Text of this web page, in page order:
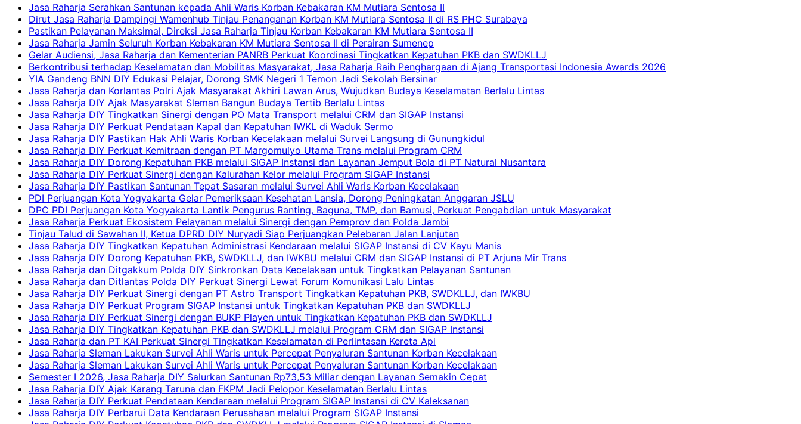
Jasa Raharja Serahkan Santunan kepada Ahli Waris Korban Kebakaran KM Mutiara Sentosa II
Dirut Jasa Raharja Dampingi Wamenhub Tinjau Penanganan Korban KM Mutiara Sentosa II di RS PHC Surabaya
Pastikan Pelayanan Maksimal, Direksi Jasa Raharja Tinjau Korban Kebakaran KM Mutiara Sentosa II
Jasa Raharja Jamin Seluruh Korban Kebakaran KM Mutiara Sentosa II di Perairan Sumenep
Gelar Audiensi, Jasa Raharja dan Kementerian PANRB Perkuat Koordinasi Tingkatkan Kepatuhan PKB dan SWDKLLJ
Berkontribusi terhadap Keselamatan dan Mobilitas Masyarakat, Jasa Raharja Raih Penghargaan di Ajang Transportasi Indonesia Awards 2026
YIA Gandeng BNN DIY Edukasi Pelajar, Dorong SMK Negeri 1 Temon Jadi Sekolah Bersinar
Jasa Raharja dan Korlantas Polri Ajak Masyarakat Akhiri Lawan Arus, Wujudkan Budaya Keselamatan Berlalu Lintas
Jasa Raharja DIY Ajak Masyarakat Sleman Bangun Budaya Tertib Berlalu Lintas
Jasa Raharja DIY Tingkatkan Sinergi dengan PO Mata Transport melalui CRM dan SIGAP Instansi
Jasa Raharja DIY Perkuat Pendataan Kapal dan Kepatuhan IWKL di Waduk Sermo
Jasa Raharja DIY Pastikan Hak Ahli Waris Korban Kecelakaan melalui Survei Langsung di Gunungkidul
Jasa Raharja DIY Perkuat Kemitraan dengan PT Margomulyo Utama Trans melalui Program CRM
Jasa Raharja DIY Dorong Kepatuhan PKB melalui SIGAP Instansi dan Layanan Jemput Bola di PT Natural Nusantara
Jasa Raharja DIY Perkuat Sinergi dengan Kalurahan Kelor melalui Program SIGAP Instansi
Jasa Raharja DIY Pastikan Santunan Tepat Sasaran melalui Survei Ahli Waris Korban Kecelakaan
PDI Perjuangan Kota Yogyakarta Gelar Pemeriksaan Kesehatan Lansia, Dorong Peningkatan Anggaran JSLU
DPC PDI Perjuangan Kota Yogyakarta Lantik Pengurus Ranting, Baguna, TMP, dan Bamusi, Perkuat Pengabdian untuk Masyarakat
Jasa Raharja Perkuat Ekosistem Pelayanan melalui Sinergi dengan Pemprov dan Polda Jambi
Tinjau Talud di Sawahan II, Ketua DPRD DIY Nuryadi Siap Perjuangkan Pelebaran Jalan Lanjutan
Jasa Raharja DIY Tingkatkan Kepatuhan Administrasi Kendaraan melalui SIGAP Instansi di CV Kayu Manis
Jasa Raharja DIY Dorong Kepatuhan PKB, SWDKLLJ, dan IWKBU melalui CRM dan SIGAP Instansi di PT Arjuna Mir Trans
Jasa Raharja dan Ditgakkum Polda DIY Sinkronkan Data Kecelakaan untuk Tingkatkan Pelayanan Santunan
Jasa Raharja dan Ditlantas Polda DIY Perkuat Sinergi Lewat Forum Komunikasi Lalu Lintas
Jasa Raharja DIY Perkuat Sinergi dengan PT Astro Transport Tingkatkan Kepatuhan PKB, SWDKLLJ, dan IWKBU
Jasa Raharja DIY Perkuat Program SIGAP Instansi untuk Tingkatkan Kepatuhan PKB dan SWDKLLJ
Jasa Raharja DIY Perkuat Sinergi dengan BUKP Playen untuk Tingkatkan Kepatuhan PKB dan SWDKLLJ
Jasa Raharja DIY Tingkatkan Kepatuhan PKB dan SWDKLLJ melalui Program CRM dan SIGAP Instansi
Jasa Raharja dan PT KAI Perkuat Sinergi Tingkatkan Keselamatan di Perlintasan Kereta Api
Jasa Raharja Sleman Lakukan Survei Ahli Waris untuk Percepat Penyaluran Santunan Korban Kecelakaan
Jasa Raharja Sleman Lakukan Survei Ahli Waris untuk Percepat Penyaluran Santunan Korban Kecelakaan
Semester I 2026, Jasa Raharja DIY Salurkan Santunan Rp73,53 Miliar dengan Layanan Semakin Cepat
Jasa Raharja DIY Ajak Karang Taruna dan FKPM Jadi Pelopor Keselamatan Berlalu Lintas
Jasa Raharja DIY Perkuat Pendataan Kendaraan melalui Program SIGAP Instansi di CV Kaleksanan
Jasa Raharja DIY Perbarui Data Kendaraan Perusahaan melalui Program SIGAP Instansi